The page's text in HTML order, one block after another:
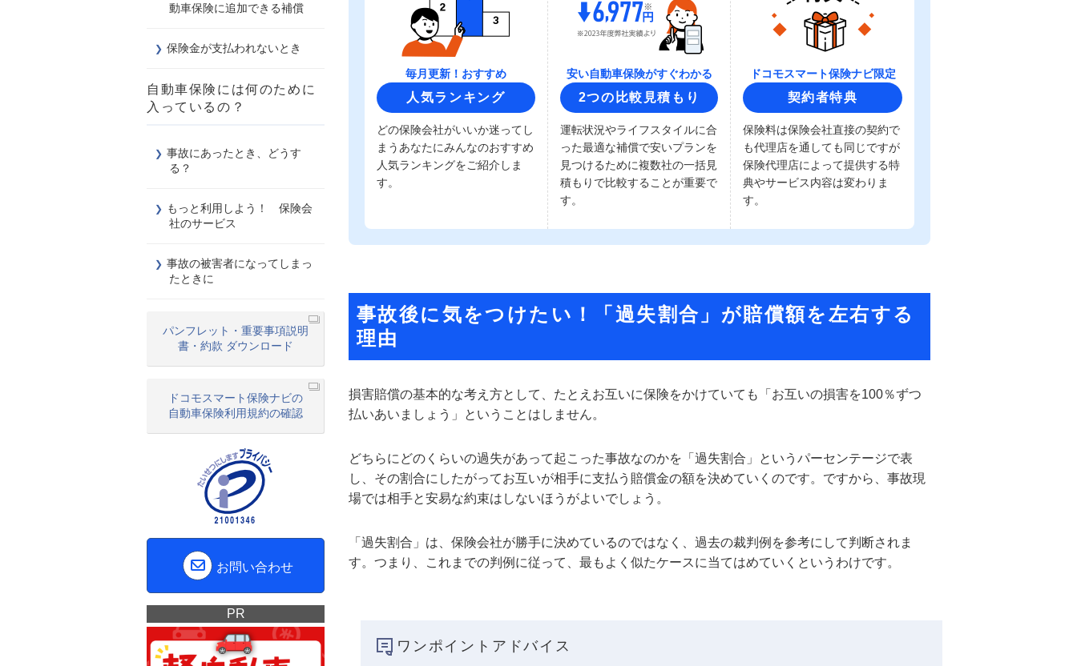
動車保険に追加できる補償
保険金が支払われないとき
自動車保険には何のために
入っているの？
事故にあったとき、どうす
る？
もっと利用しよう！ 保険会
社のサービス
事故の被害者になってしまっ
たときに
パンフレット・重要事項説明
書・約款 ダウンロード
ドコモスマート保険ナビの
自動車保険利用規約の確認
お問い合わせ
PR
毎月更新！おすすめ
人気ランキング
どの保険会社がいいか迷ってし
まうあなたにみんなのおすすめ
人気ランキングをご紹介しま
す。
安い自動車保険がすぐわかる
2つの比較見積もり
運転状況やライフスタイルに合
った最適な補償で安いプランを
見つけるために複数社の一括見
積もりで比較することが重要で
す。
ドコモスマート保険ナビ限定
契約者特典
保険料は保険会社直接の契約で
も代理店を通しても同じですが
保険代理店によって提供する特
典やサービス内容は変わりま
す。
事故後に気をつけたい！「過失割合」が賠償額を左右する
理由
損害賠償の基本的な考え方として、たとえお互いに保険をかけていても「お互いの損害を100％ずつ
払いあいましょう」ということはしません。
どちらにどのくらいの過失があって起こった事故なのかを「過失割合」というパーセンテージで表
し、その割合にしたがってお互いが相手に支払う賠償金の額を決めていくのです。ですから、事故現
場では相手と安易な約束はしないほうがよいでしょう。
「過失割合」は、保険会社が勝手に決めているのではなく、過去の裁判例を参考にして判断されま
す。つまり、これまでの判例に従って、最もよく似たケースに当てはめていくというわけです。
ワンポイントアドバイス